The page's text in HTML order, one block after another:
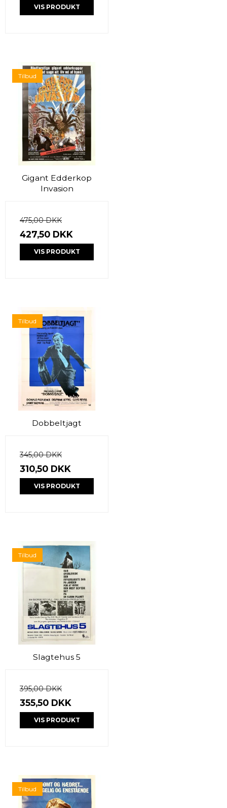
VIS PRODUKT
Tilbud
Gigant Edderkop
Invasion
475,00 DKK
427,50 DKK
VIS PRODUKT
Tilbud
Dobbeltjagt
345,00 DKK
310,50 DKK
VIS PRODUKT
Tilbud
Slagtehus 5
395,00 DKK
355,50 DKK
VIS PRODUKT
Tilbud